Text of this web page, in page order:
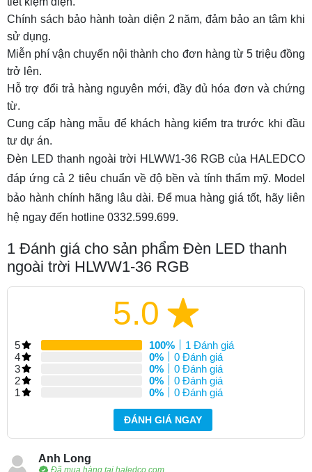
Chính sách bảo hành toàn diện 2 năm, đảm bảo an tâm khi
sử dụng.
Miễn phí vận chuyển nội thành cho đơn hàng từ 5 triệu đồng
trở lên.
Hỗ trợ đổi trả hàng nguyên mới, đầy đủ hóa đơn và chứng
từ.
Cung cấp hàng mẫu để khách hàng kiểm tra trước khi đầu
tư dự án.
Đèn LED thanh ngoài trời HLWW1-36 RGB của HALEDCO
đáp ứng cả 2 tiêu chuẩn về độ bền và tính thẩm mỹ. Model
bảo hành chính hãng lâu dài. Để mua hàng giá tốt, hãy liên
hệ ngay đến hotline 0332.599.699.
1 Đánh giá cho sản phẩm Đèn LED thanh
ngoài trời HLWW1-36 RGB
5.0
5 100%
1 Đánh giá
4
0%
0 Đánh giá
3
0%
0 Đánh giá
2
0%
0 Đánh giá
1
0% 0 Đánh giá
ĐÁNH GIÁ NGAY
Anh Long